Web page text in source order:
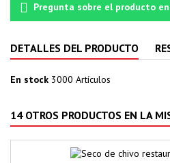
Pregunta sobre el producto
DETALLES DEL PRODUCTO
En stock 3000 Artículos
14 OTROS PRODUCTOS EN LA